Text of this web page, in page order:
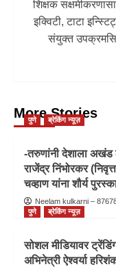
शिक्षक
इक्विटी, टाटा
संयुक्त
More Stories
पुणे ब्रेकिंग न्यूज़
-तरुणांनी देशाला अखंड
राजेंद्र निंभोरकर
चव्हाण यांना शौर्य
Neelam kulkarni –
पुणे
ब्रेकिंग न्यूज़
सोशल मीडियावर
अभिनेत्री ऐश्वर्या